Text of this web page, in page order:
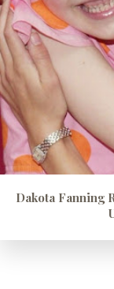
Dakota Fanning